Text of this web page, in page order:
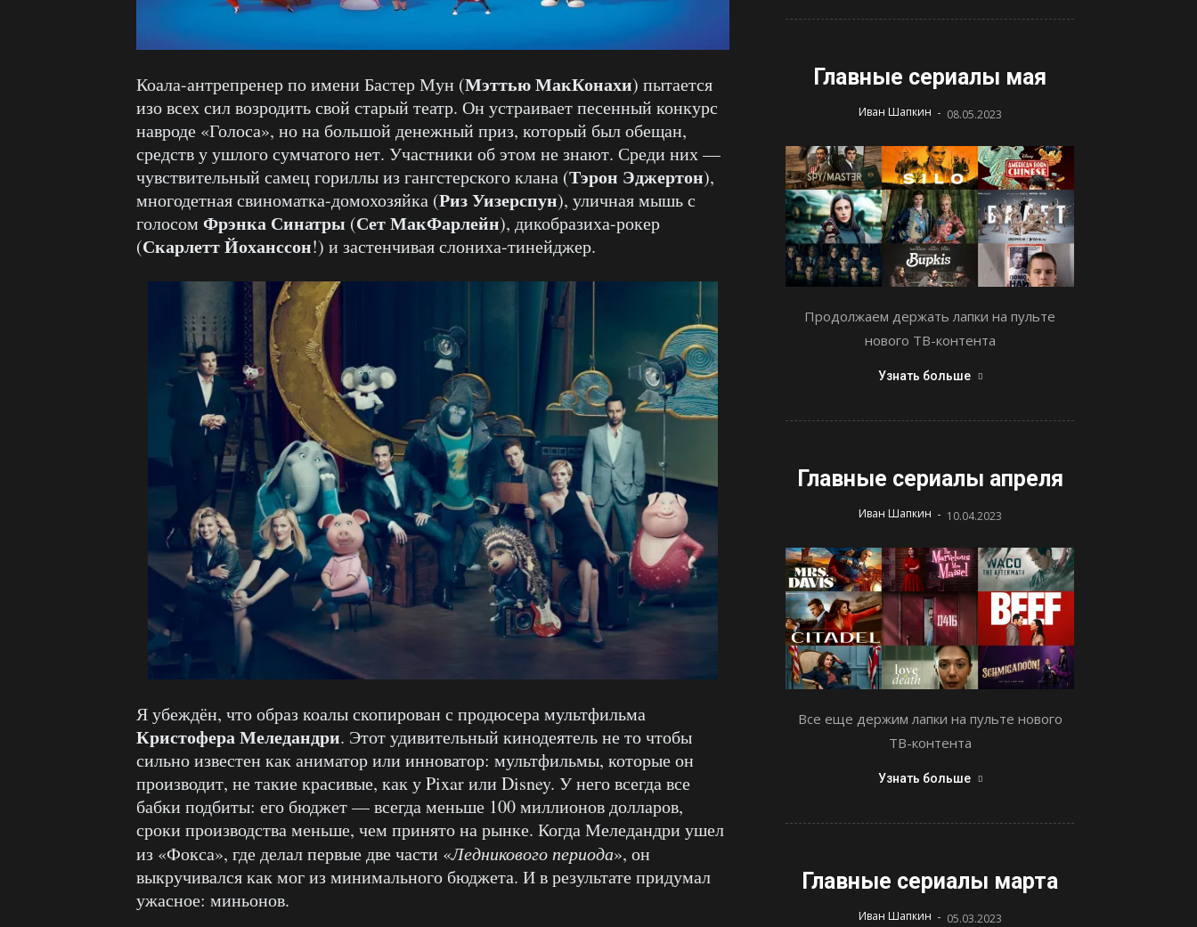
Коала-антрепренер по имени Бастер Мун (Мэттью МакКонахи) пытается
изо всех сил возродить свой старый театр. Он устраивает песенный конкурс
навроде «Голоса», но на большой денежный приз, который был обещан,
средств у ушлого сумчатого нет. Участники об этом не знают. Среди них —
чувствительный самец гориллы из гангстерского клана (Тэрон Эджертон),
многодетная свиноматка-домохозяйка (Риз Уизерспун), уличная мышь с
голосом Фрэнка Синатры (Сет МакФарлейн), дикобразиха-рокер
(Скарлетт Йоханссон!) и застенчивая слониха-тинейджер.
Я убеждён, что образ коалы скопирован с продюсера мультфильма
Кристофера Меледандри. Этот удивительный кинодеятель не то чтобы
сильно известен как аниматор или инноватор: мультфильмы, которые он
производит, не такие красивые, как у Pixar или Disney. У него всегда все
бабки подбиты: его бюджет — всегда меньше 100 миллионов долларов,
сроки производства меньше, чем принято на рынке. Когда Меледандри ушел
из «Фокса», где делал первые две части «Ледникового периода», он
выкручивался как мог из минимального бюджета. И в результате придумал
ужасное: миньонов.
Главные сериалы мая
Иван Шапкин - 08.05.2023
Продолжаем держать лапки на пульте
нового ТВ-контента
Узнать больше
Главные сериалы апреля
Иван Шапкин - 10.04.2023
Все еще держим лапки на пульте нового
ТВ-контента
Узнать больше
Главные сериалы марта
Иван Шапкин - 05.03.2023